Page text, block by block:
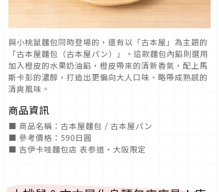
與小桃鼠麵包同時登場的，還有以「古本屋」為主題的
「古本屋麵包（古本屋パン）」。這款麵包內餡則選用
加入橙皮的水果奶油餡，橙皮帶來的清新香氣，配上馬
斯卡彭的濃醇，打造出更偏向大人口味、略帶成熟感的
清爽風味。
商品資訊
■ 商品名稱：古本屋麵包 / 古本屋パン
■ 參考價格：590日圓
■ 吉伊卡哇麵包店 表参道・大阪限定